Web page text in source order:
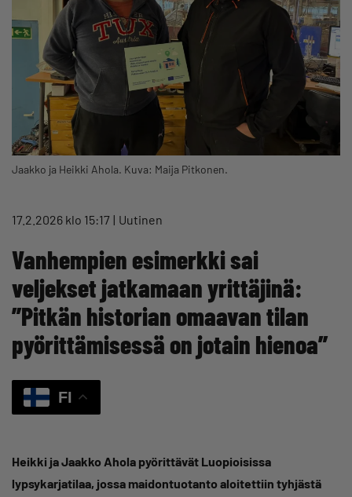
Jaakko ja Heikki Ahola. Kuva: Maija Pitkonen.
17.2.2026 klo 15:17 Uutinen
Vanhempien esimerkki sai
veljekset jatkamaan yrittäjinä:
”Pitkän historian omaavan tilan
pyörittämisessä on jotain hienoa”
FI
Heikki ja Jaakko Ahola pyörittävät Luopioisissa
lypsykarjatilaa, jossa maidontuotanto aloitettiin tyhjästä